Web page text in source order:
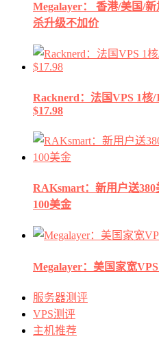
Megalayer： 香港/美国/
杀升级不加价
Racknerd：法国VPS 1核/
$17.98
RAKsmart：新用户送
100美金
Megalayer：美国家宽
服务器测评
VPS测评
主机推荐